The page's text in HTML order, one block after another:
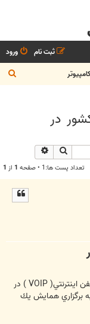
ورود
ثبت نام
س
جستجو
تعداد پست ها:1 • صفحه 1 از 1
به منظور هماهنگي صنفي بيشتر ميان فعالان حوزه تلفن اينترنتي( VOIP ) در
برگزاري همايش يك